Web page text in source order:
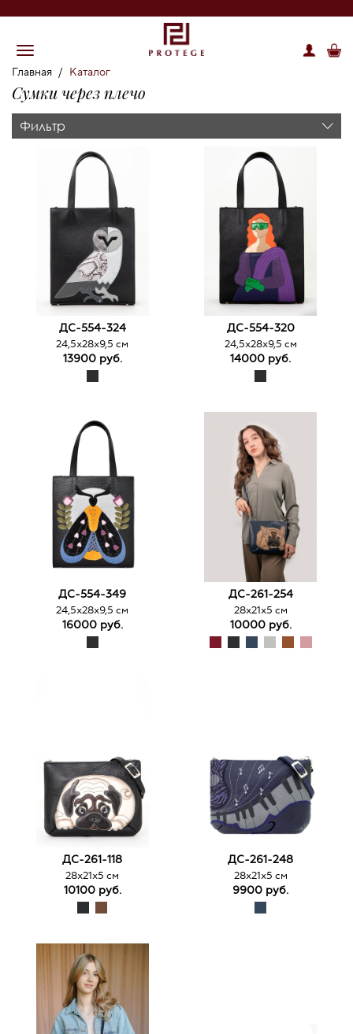
Главная / Каталог
Сумки через плечо
Фильтр
ДС-554-324
24,5х28х9,5 см
13900 руб.
ДС-554-320
24,5х28х9,5 см
14000 руб.
ДС-554-349
24,5х28х9,5 см
16000 руб.
ДС-261-254
28х21х5 см
10000 руб.
ДС-261-118
28х21х5 см
10100 руб.
ДС-261-248
28х21х5 см
9900 руб.